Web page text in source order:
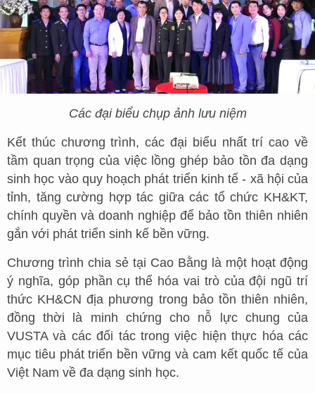
Các đại biểu chụp ảnh lưu niệm
Kết thúc chương trình, các đại biểu nhất trí cao về
tầm quan trọng của việc lồng ghép bảo tồn đa dạng
sinh học vào quy hoạch phát triển kinh tế - xã hội của
tỉnh, tăng cường hợp tác giữa các tổ chức KH&KT,
chính quyền và doanh nghiệp để bảo tồn thiên nhiên
gắn với phát triển sinh kế bền vững.
Chương trình chia sẻ tại Cao Bằng là một hoạt động
ý nghĩa, góp phần cụ thể hóa vai trò của đội ngũ trí
thức KH&CN địa phương trong bảo tồn thiên nhiên,
đồng thời là minh chứng cho nỗ lực chung của
VUSTA và các đối tác trong việc hiện thực hóa các
mục tiêu phát triển bền vững và cam kết quốc tế của
Việt Nam về đa dạng sinh học.